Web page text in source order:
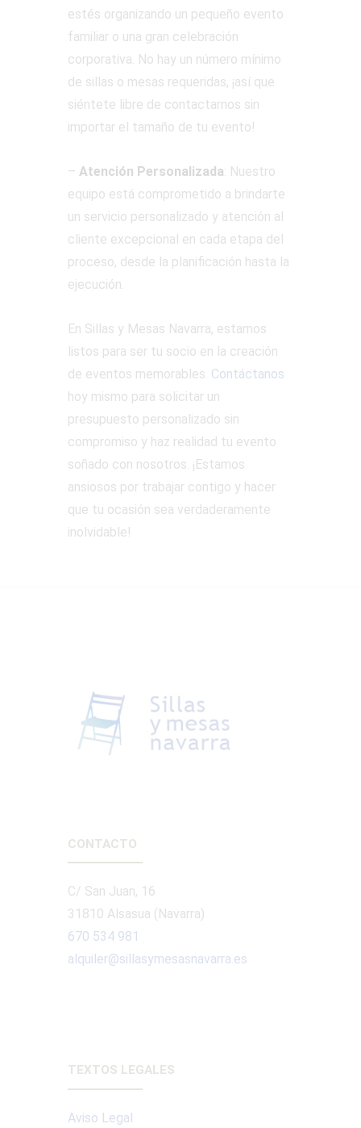
estés organizando un pequeño evento
familiar o una gran celebración
corporativa. No hay un número mínimo
de sillas o mesas requeridas, ¡así que
siéntete libre de contactarnos sin
importar el tamaño de tu evento!
– Atención Personalizada: Nuestro
equipo está comprometido a brindarte
un servicio personalizado y atención al
cliente excepcional en cada etapa del
proceso, desde la planificación hasta la
ejecución.
En Sillas y Mesas Navarra, estamos
listos para ser tu socio en la creación
de eventos memorables. Contáctanos
hoy mismo para solicitar un
presupuesto personalizado sin
compromiso y haz realidad tu evento
soñado con nosotros. ¡Estamos
ansiosos por trabajar contigo y hacer
que tu ocasión sea verdaderamente
inolvidable!
CONTACTO
C/ San Juan, 16
31810 Alsasua (Navarra)
670 534 981
alquiler@sillasymesasnavarra.es
TEXTOS LEGALES
Aviso Legal